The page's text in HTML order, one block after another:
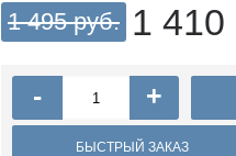
1 495 руб. 1 410
- +
БЫСТРЫЙ ЗАКАЗ